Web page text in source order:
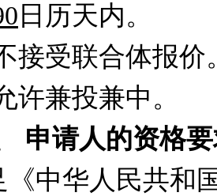
日历天内。
接受联合体报价
许兼投兼中。
申请人的资格
《中华人民共和